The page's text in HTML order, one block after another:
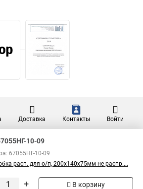
Доставка Контакты Войти
10-09
67055НГ-10-09
расп. для о/п, 200х140х75мм не распр....
+ В корзину